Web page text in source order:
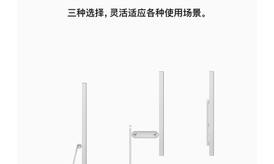
三种选择，灵活适应各种使用场景。